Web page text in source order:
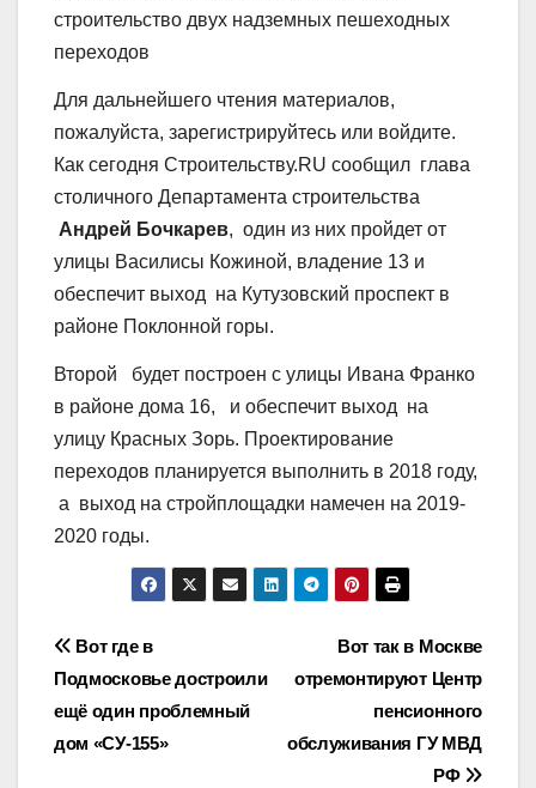
строительство двух надземных пешеходных
переходов
Для дальнейшего чтения материалов,
пожалуйста, зарегистрируйтесь или войдите.
Как сегодня Строительству.RU сообщил глава
столичного Департамента строительства
Андрей Бочкарев, один из них пройдет от
улицы Василисы Кожиной, владение 13 и
обеспечит выход на Кутузовский проспект в
районе Поклонной горы.
Второй будет построен с улицы Ивана Франко
в районе дома 16, и обеспечит выход на
улицу Красных Зорь. Проектирование
переходов планируется выполнить в 2018 году,
а выход на стройплощадки намечен на 2019-
2020 годы.
Навигация
по
записям
Вот так в Москве
отремонтируют Центр
пенсионного
обслуживания ГУ МВД
РФ
Вот где в
Подмосковье достроили
ещё один проблемный
дом «СУ-155»